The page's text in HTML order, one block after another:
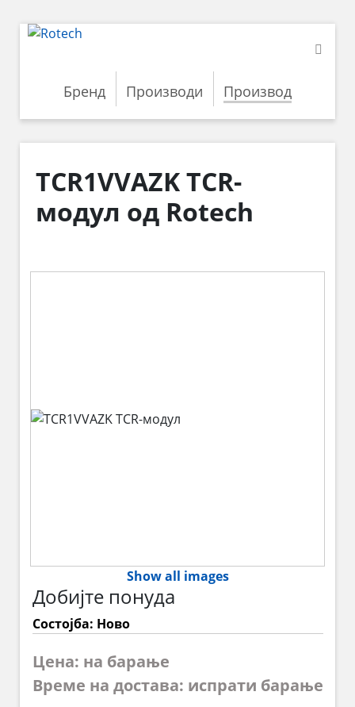
Бренд Производи Производ
TCR1VVAZK TCR-
модул од Rotech
Show all images
Добијте понуда
Состојба: Ново
Цена: на барање
Време на достава: испрати барање